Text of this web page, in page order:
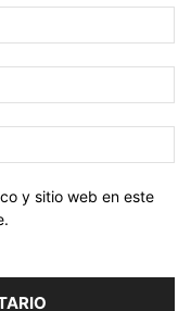
y sitio web en este